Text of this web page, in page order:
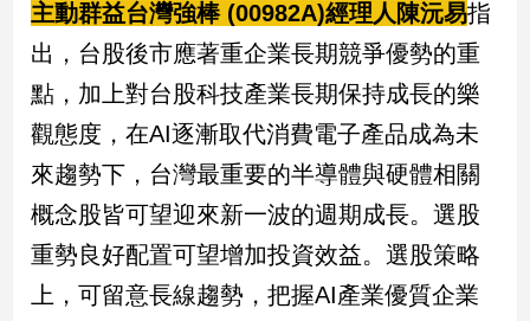
主動群益台灣強棒 (00982A)經理人陳沅易指
出，台股後市應著重企業長期競爭優勢的重
點，加上對台股科技產業長期保持成長的樂
觀態度，在AI逐漸取代消費電子產品成為未
來趨勢下，台灣最重要的半導體與硬體相關
概念股皆可望迎來新一波的週期成長。選股
重勢良好配置可望增加投資效益。選股策略
上，可留意長線趨勢，把握AI產業優質企業